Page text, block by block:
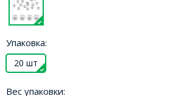
Упаковка:
20 шт
Вес упаковки: